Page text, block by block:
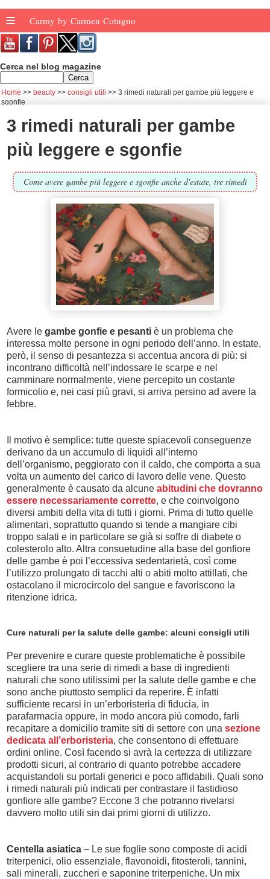
≡ Carmy by Carmen Cotugno
Cerca nel blog magazine
Home beauty consigli utili
3 rimedi naturali per gambe più leggere e
sgonfie
3 rimedi naturali per gambe
più leggere e sgonfie
Come avere gambe più leggere e sgonfie anche d'estate, tre rimedi
Avere le gambe gonfie e pesanti è un problema che
interessa molte persone in ogni periodo dell’anno. In estate,
però, il senso di pesantezza si accentua ancora di più: si
incontrano difficoltà nell’indossare le scarpe e nel
camminare normalmente, viene percepito un costante
formicolio e, nei casi più gravi, si arriva persino ad avere la
febbre.
Il motivo è semplice: tutte queste spiacevoli conseguenze
derivano da un accumulo di liquidi all’interno
dell’organismo, peggiorato con il caldo, che comporta a sua
volta un aumento del carico di lavoro delle vene. Questo
generalmente è causato da alcune abitudini che dovranno
essere necessariamente corrette, e che coinvolgono
diversi ambiti della vita di tutti i giorni. Prima di tutto quelle
alimentari, soprattutto quando si tende a mangiare cibi
troppo salati e in particolare se già si soffre di diabete o
colesterolo alto. Altra consuetudine alla base del gonfiore
delle gambe è poi l’eccessiva sedentarietà, così come
l’utilizzo prolungato di tacchi alti o abiti molto attillati, che
ostacolano il microcircolo del sangue e favoriscono la
ritenzione idrica.
Cure naturali per la salute delle gambe: alcuni consigli utili
Per prevenire e curare queste problematiche è possibile
scegliere tra una serie di rimedi a base di ingredienti
naturali che sono utilissimi per la salute delle gambe e che
sono anche piuttosto semplici da reperire. È infatti
sufficiente recarsi in un’erboristeria di fiducia, in
parafarmacia oppure, in modo ancora più comodo, farli
recapitare a domicilio tramite siti di settore con una sezione
dedicata all’erboristeria, che consentono di effettuare
ordini online. Così facendo si avrà la certezza di utilizzare
prodotti sicuri, al contrario di quanto potrebbe accadere
acquistandoli su portali generici e poco affidabili. Quali sono
i rimedi naturali più indicati per contrastare il fastidioso
gonfiore alle gambe? Eccone 3 che potranno rivelarsi
davvero molto utili sin dai primi giorni di utilizzo.
Centella asiatica – Le sue foglie sono composte di acidi
triterpenici, olio essenziale, flavonoidi, fitosteroli, tannini,
sali minerali, zuccheri e saponine triterpeniche. Un mix